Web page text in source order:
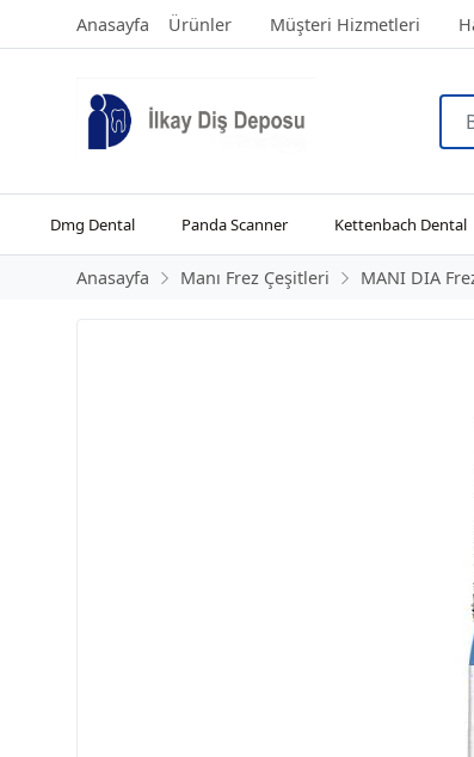
Anasayfa Ürünler Müşteri Hizmetleri
Dmg Dental Panda Scanner Kettenbach Dental
Anasayfa Manı Frez Çeşitleri MANI DIA